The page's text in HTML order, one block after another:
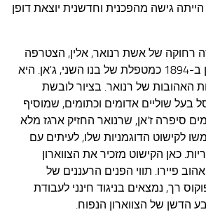
גישה מהפכנית וחדשנית יוצאת דופן
רחוקה של אשת רנואר, אלין, הצטרפה
למשק הבית של האמן ב-1894 כמטפלת של בנו השני, ג'אן. היא
האהובות של רנואר. בציור לובשת
בעל שוליים אדומים וכתומים, שמוסיף
סיפרה ז'אן, שרנואר החזיק ארגז מלא
לקישוט הדוגמניות שלו, לעיתים עם
כאן הקישוט מזכיר את הצווארון
פיירו. תווי הפנים הרעננים של
רך, נמצאים בניגוד חינני לעבודת
הדשן של הצווארון הנפוח.